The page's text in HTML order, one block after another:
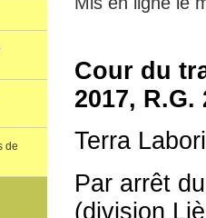
Cour du
2017, R.G.
Terra
Par arrêt
(division
de